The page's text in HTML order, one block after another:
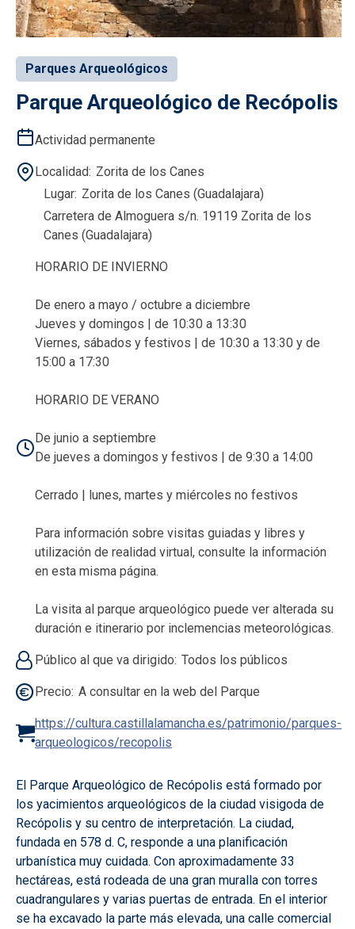
Parques Arqueológicos
Parque Arqueológico de Recópolis
Actividad permanente
Localidad
Zorita de los Canes
Lugar Zorita de los Canes (Guadalajara)
Carretera de Almoguera s/n. 19119 Zorita de los
Canes (Guadalajara)
HORARIO DE INVIERNO
De enero a mayo / octubre a diciembre
Jueves y domingos | de 10:30 a 13:30
Viernes, sábados y festivos | de 10:30 a 13:30 y de
15:00 a 17:30
HORARIO DE VERANO
De junio a septiembre
De jueves a domingos y festivos | de 9:30 a 14:00
Cerrado | lunes, martes y miércoles no festivos
Para información sobre visitas guiadas y libres y
utilización de realidad virtual, consulte la información
en esta misma página.
La visita al parque arqueológico puede ver alterada su
duración e itinerario por inclemencias meteorológicas.
Público al que va dirigido Todos los públicos
Precio A consultar en la web del Parque
https://cultura.castillalamancha.es/patrimonio/parques-
arqueologicos/recopolis
El Parque Arqueológico de Recópolis está formado por
los yacimientos arqueológicos de la ciudad visigoda de
Recópolis y su centro de interpretación. La ciudad,
fundada en 578 d. C, responde a una planificación
urbanística muy cuidada. Con aproximadamente 33
hectáreas, está rodeada de una gran muralla con torres
cuadrangulares y varias puertas de entrada. En el interior
se ha excavado la parte más elevada, una calle comercial